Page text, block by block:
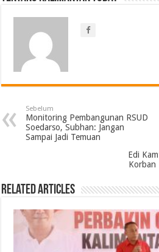
Sebelum
Monitoring Pembangunan RSUD
Soedarso, Subhan: Jangan
Sampai Jadi Temuan
Edi
Korban
Related Articles